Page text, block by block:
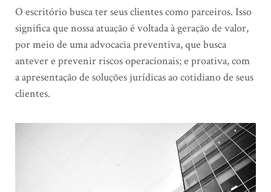
O escritório busca ter seus clientes como parceiros. Isso
significa que nossa atuação é voltada à geração de valor,
por meio de uma advocacia preventiva, que busca
antever e prevenir riscos operacionais; e proativa, com
a apresentação de soluções jurídicas ao cotidiano de seus
clientes.